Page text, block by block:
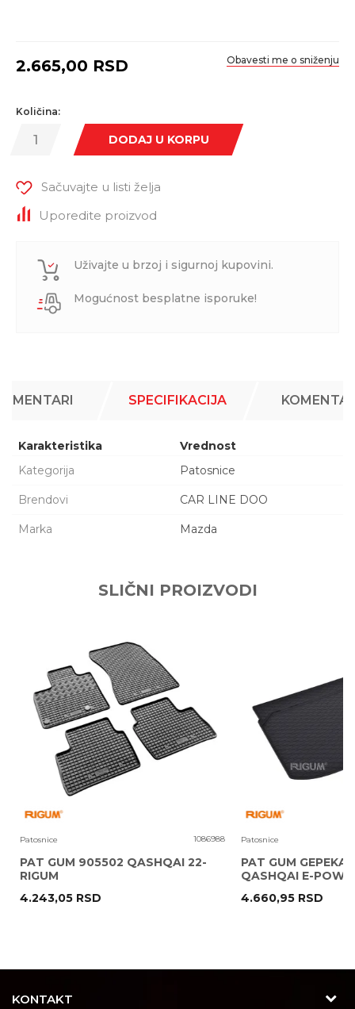
2.665,00 RSD Obavesti me o sniženju
Količina:
DODAJ U KORPU
Sačuvajte u listi želja
Uporedite proizvod
Uživajte u brzoj i sigurnoj kupovini.
Mogućnost besplatne isporuke!
SPECIFIKACIJA
Karakteristika
Vrednost
Kategorija
Patosnice
Brendovi CAR LINE DOO
Marka Mazda
Poruka
POŠALJI
SLIČNI PROIZVODI
Patosnice 1086988
PAT GUM 905502 QASHQAI 22-
RIGUM
4.243,05 RSD
Patosnice
PAT GUM GEPEKA
QASHQAI E-
4.660,95 RSD
KONTAKT